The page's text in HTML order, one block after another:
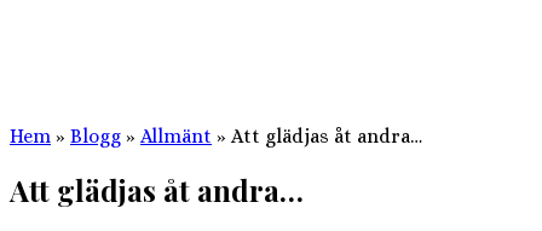
Hem » Blogg » Allmänt » Att glädjas åt andra…
Att glädjas åt andra…